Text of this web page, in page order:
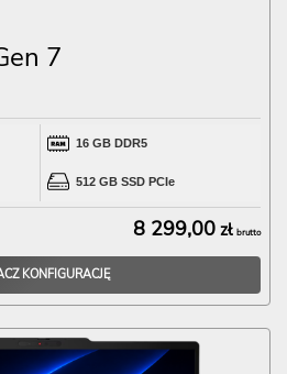
7
16 GB DDR5
512 GB SSD PCIe
8 299,00 zł brutto
KONFIGURACJĘ